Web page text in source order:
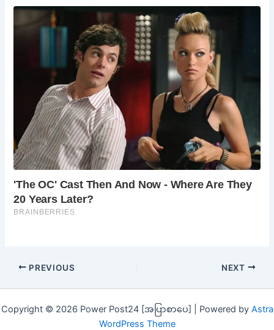
PREVIOUS NEXT
Copyright © 2026 Power Post24 [အပြာစာပေ] | Powered by Astra
WordPress Theme